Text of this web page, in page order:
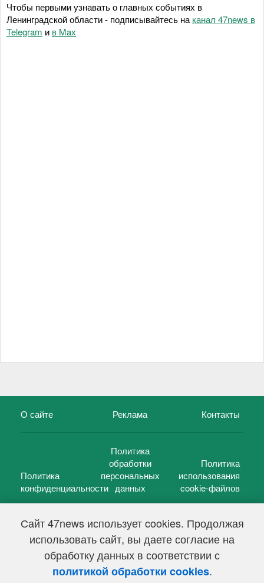
Сайт 47news использует cookies. Продолжая
использовать сайт, вы даете согласие на
обработку данных в соответствии с
политикой обработки cookies.
Чтобы первыми узнавать о главных событиях в
Ленинградской области - подписывайтесь на канал 47news в
Telegram и в Maх
О сайте Реклама Контакты
Политика
конфиденциальности
Политика
обработки
персональных
данных
Политика
использования
cookie-файлов
47 новостей (47 news)2005 — 2026 г.
Свидетельство о регистрации СМИ Эл № ФС 77-39848, выдано
Федеральной службой по надзору в сфере связи,
информационных технологий и массовых коммуникаций